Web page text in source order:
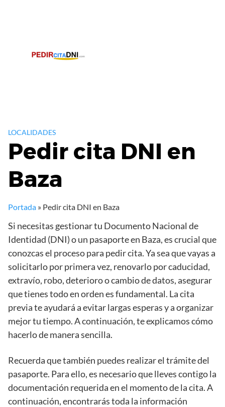
LOCALIDADES
Pedir cita DNI en
Baza
Portada » Pedir cita DNI en Baza
Si necesitas gestionar tu Documento Nacional de
Identidad (DNI) o un pasaporte en Baza, es crucial que
conozcas el proceso para pedir cita. Ya sea que vayas a
solicitarlo por primera vez, renovarlo por caducidad,
extravío, robo, deterioro o cambio de datos, asegurar
que tienes todo en orden es fundamental. La cita
previa te ayudará a evitar largas esperas y a organizar
mejor tu tiempo. A continuación, te explicamos cómo
hacerlo de manera sencilla.
Recuerda que también puedes realizar el trámite del
pasaporte. Para ello, es necesario que lleves contigo la
documentación requerida en el momento de la cita. A
continuación, encontrarás toda la información